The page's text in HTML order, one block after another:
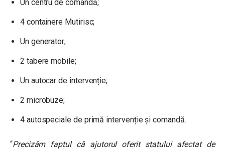
Un centru de comandă;
4 containere Mutirisc;
Un generator;
2 tabere mobile;
Un autocar de intervenție;
2 microbuze;
4 autospeciale de primă intervenție și comandă.
“Precizăm faptul că ajutorul oferit statului afectat de